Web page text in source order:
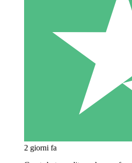
2 giorni fa